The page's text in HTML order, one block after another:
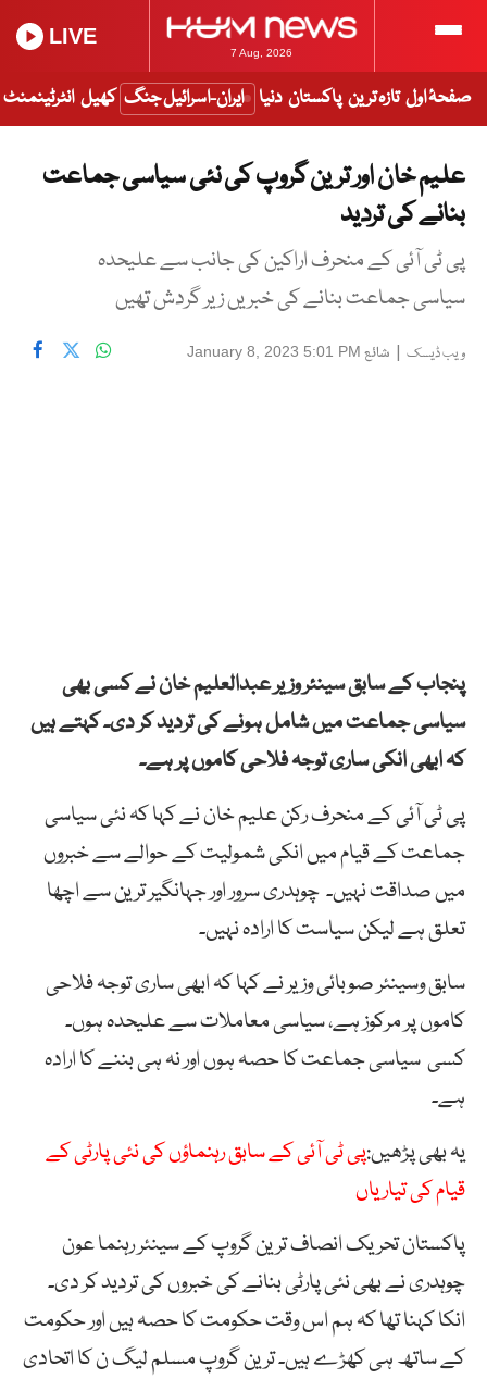
7 Aug, 2026
LIVE
صفحۂ اول تازہ ترین پاکستان دنیا ایران-اسرائیل جنگ کھیل انٹرٹینمنٹ
علیم خان اور ترین گروپ کی نئی سیاسی جماعت
بنانے کی تردید
پی ٹی آئی کے منحرف اراکین کی جانب سے علیحدہ
سیاسی جماعت بنانے کی خبریں زیر گردش تھیں
ویب ڈیسک | شائع January 8, 2023 5:01 PM
پنجاب کے سابق سینئر وزیر عبدالعلیم خان نے کسی بھی
سیاسی جماعت میں شامل ہونے کی تردید کر دی۔ کہتے ہیں
کہ ابھی انکی ساری توجہ فلاحی کاموں پر ہے۔
پی ٹی آئی کے منحرف رکن علیم خان نے کہا کہ نئی سیاسی
جماعت کے قیام میں انکی شمولیت کے حوالے سے خبروں
میں صداقت نہیں۔ چوہدری سرور اور جہانگیر ترین سے اچھا
تعلق ہے لیکن سیاست کا ارادہ نہیں۔
سابق وسینئر صوبائی وزیر نے کہا کہ ابھی ساری توجہ فلاحی
کاموں پر مرکوز ہے، سیاسی معاملات سے علیحدہ ہوں۔
کسی سیاسی جماعت کا حصہ ہوں اور نہ ہی بننے کا ارادہ
ہے۔
یہ بھی پڑھیں:پی ٹی آئی کے سابق رہنماؤں کی نئی پارٹی کے
قیام کی تیاریاں
پاکستان تحریک انصاف ترین گروپ کے سینئر رہنما عون
چوہدری نے بھی نئی پارٹی بنانے کی خبروں کی تردید کر دی۔
انکا کہنا تھا کہ ہم اس وقت حکومت کا حصہ ہیں اور حکومت
کے ساتھ ہی کھڑے ہیں۔ ترین گروپ مسلم لیگ ن کا اتحادی